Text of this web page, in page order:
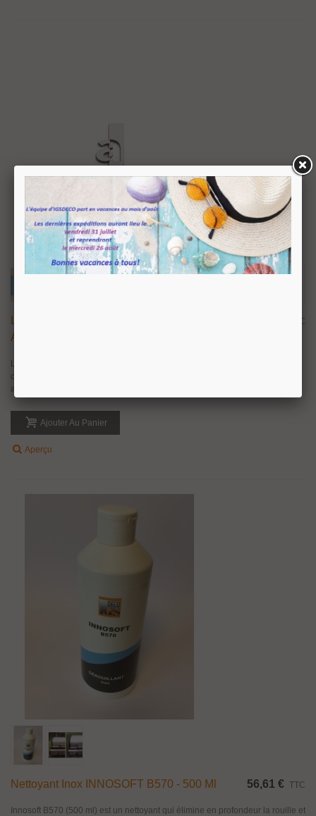
Adhésif
TTC
Lettre minuscule découpée, décalée avec effet relief, un esprit très
contemporain pour cette nouvelle collection de lettres, montage avec un
adhésif double face. Réalisé en acier inoxydable AISI304 finition brossé....
Ajouter Au Panier
Aperçu
Nettoyant Inox INNOSOFT B570 - 500 Ml 56,61 € TTC
Innosoft B570 (500 ml) est un nettoyant qui élimine en profondeur la rouille et